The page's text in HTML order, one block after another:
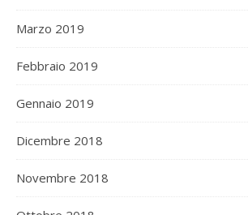
Marzo 2019
Febbraio 2019
Gennaio 2019
Dicembre 2018
Novembre 2018